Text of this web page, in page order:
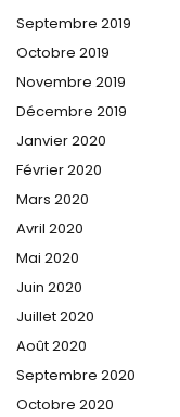
Septembre 2019
Octobre 2019
Novembre 2019
Décembre 2019
Janvier 2020
Février 2020
Mars 2020
Avril 2020
Mai 2020
Juin 2020
Juillet 2020
Août 2020
Septembre 2020
Octobre 2020